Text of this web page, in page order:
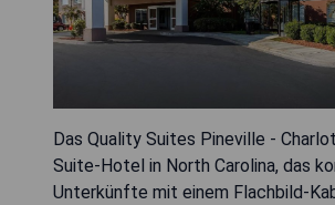
Das Quality Suites Pineville -
Suite-Hotel in North Carolina, das
Unterkünfte mit einem Flachbild-